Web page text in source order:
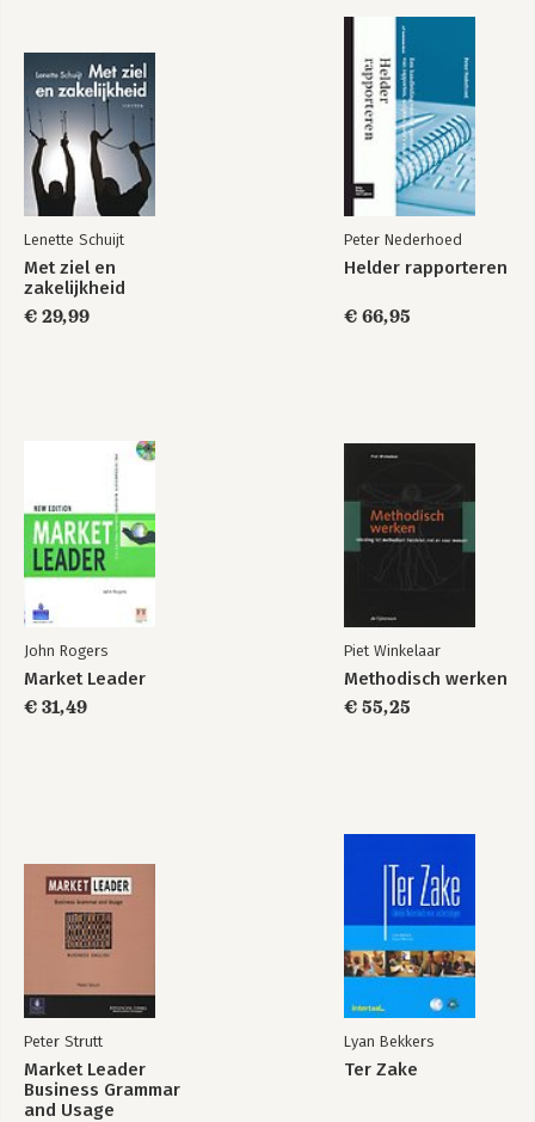
veranderd
Verandermanagement
veranderd
Bekijk alle boeken
Hoe we onszelf
Bekijk alle boeken
Lenette Schuijt
Met ziel en
zakelijkheid
€ 29,99
Peter Nederhoed
Helder rapporteren
€ 66,95
John Rogers
Market Leader
€ 31,49
Piet Winkelaar
Methodisch werken
€ 55,25
Peter Strutt
Market Leader
Business Grammar
and Usage
Lyan Bekkers
Ter Zake